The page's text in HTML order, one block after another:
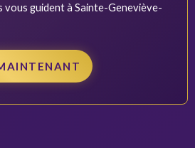
guident à Sainte-Geneviève-